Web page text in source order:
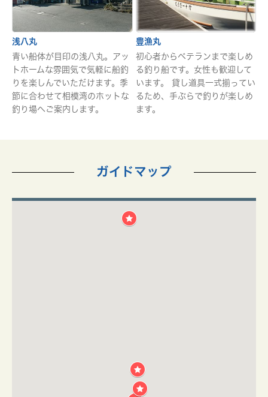
浅八丸
青い船体が目印の浅八丸。アッ
トホームな雰囲気で気軽に船釣
りを楽しんでいただけます。季
節に合わせて相模湾のホットな
釣り場へご案内します。
豊漁丸
初心者からベテランまで楽しめ
る釣り船です。女性も歓迎して
います。 貸し道具一式揃ってい
るため、手ぶらで釣りが楽しめ
ます。
ガイドマップ